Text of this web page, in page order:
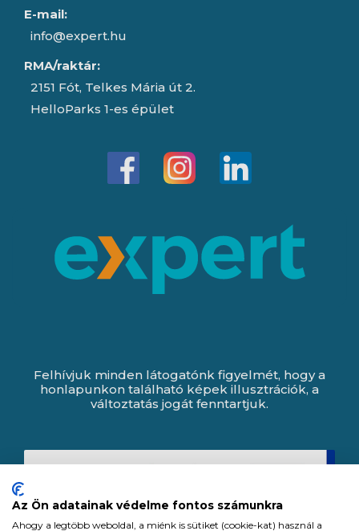
E-mail:
info@expert.hu
RMA/raktár:
2151 Fót, Telkes Mária út 2.
HelloParks 1-es épület
Felhívjuk minden látogatónk figyelmét, hogy a
honlapunkon található képek illusztrációk, a
változtatás jogát fenntartjuk.
Az Ön adatainak védelme fontos számunkra
Ahogy a legtöbb weboldal, a miénk is sütiket (cookie-kat) használ a